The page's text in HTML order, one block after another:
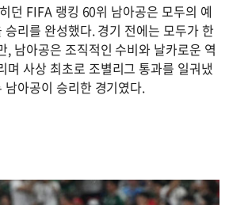
던 FIFA 랭킹 60위 남아공은 모두의 예
승리를 완성했다. 경기 전에는 모두가 한
, 남아공은 조직적인 수비와 날카로운 역
며 사상 최초로 조별리그 통과를 일궈냈
아공이 승리한 경기였다.